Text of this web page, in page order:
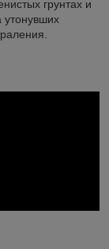
грунтах и
утонувших